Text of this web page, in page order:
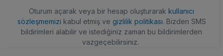
Oturum açarak veya bir hesap oluşturarak kullanıcı
sözleşmemizi kabul etmiş ve gizlilik politikası. Bizden SMS
bildirimleri alabilir ve istediğiniz zaman bu bildirimlerden
vazgeçebilirsiniz.